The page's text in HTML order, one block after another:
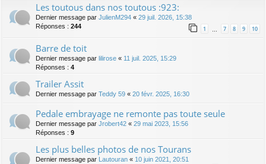
Les toutous dans nos toutous :923:
Dernier message par JulienM294 « 29 juil. 2026, 15:38
Réponses : 244 1 … 7 8 9 10
Barre de toit
Dernier message par lilirose « 11 juil. 2025, 15:29
Réponses : 4
Trailer Assit
Dernier message par Teddy 59 « 20 févr. 2025, 16:30
Pedale embrayage ne remonte pas toute seule
Dernier message par Jrobert42 « 29 mai 2023, 15:56
Réponses : 9
Les plus belles photos de nos Tourans
Dernier message par Lautouran « 10 juin 2021, 20:51